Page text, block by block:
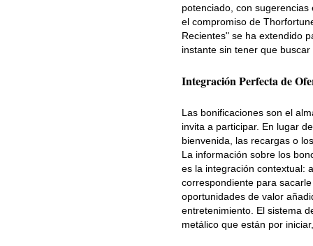
potenciado, con
el compromiso de
Recientes" se ha extendido
instante sin tener que
Integración Perfecta de
Las bonificaciones son el
invita a participar. En lugar
bienvenida, las recargas o
La información sobre los
es la integración contextual:
correspondiente para
oportunidades de valor
entretenimiento. El sistema
metálico que están por